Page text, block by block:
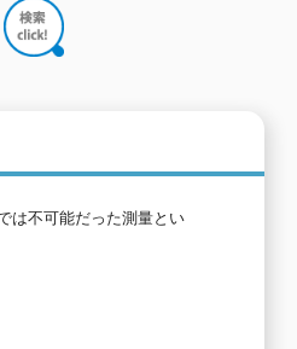
は不可能だった測量とい